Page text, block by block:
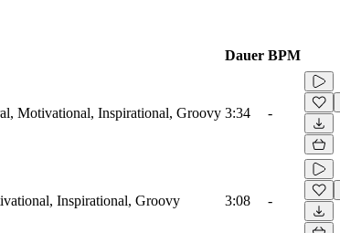
Dauer BPM
Motivational, Inspirational, Groovy 3:34 -
Inspirational, Groovy 3:08 -